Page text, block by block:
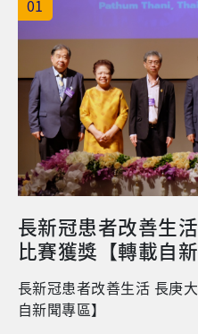
cguheart 活動時間：2023年10月21日（星期六）12:00
-15:00 活動地點：長庚大
報名期間：即日起至112年
制，請務必報名後參加)
34 廖盈涵小姐或張胤萱小
gu.edu.tw
01
長新冠患者改善生
比賽獲獎【轉載自新
長新冠患者改善生活 長庚
自新聞專區】